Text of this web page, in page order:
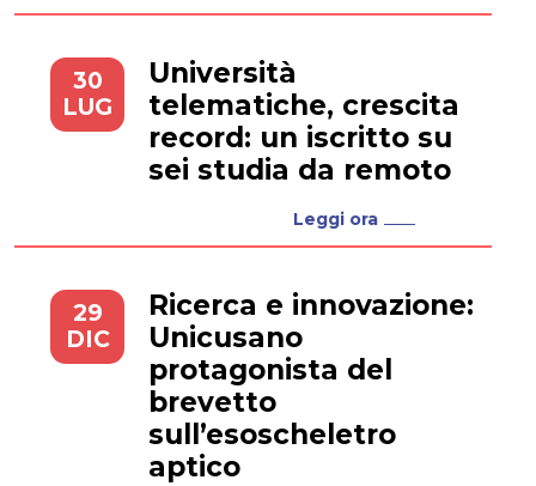
30
LUG
Università
telematiche, crescita
record: un iscritto su
sei studia da remoto
Leggi ora
29
DIC
Ricerca e innovazione:
Unicusano
protagonista del
brevetto
sull’esoscheletro
aptico